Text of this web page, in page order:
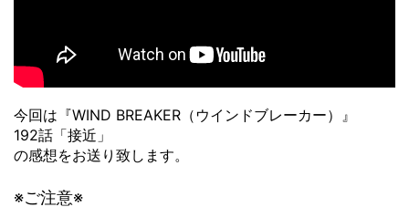
今回は『WIND BREAKER（ウインドブレーカー）』
192話「接近」
の感想をお送り致します。
※ご注意※